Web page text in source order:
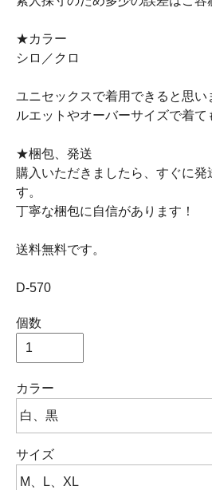
★カラー
シロ／クロ
ユニセックスで着用できると思い
ルエットやオーバーサイズで着て
★梱包、発送
購入いただきましたら、すぐに発
す。
丁寧な梱包に自信があります！
送料無料です。
D-570
個数
カラー
サイズ